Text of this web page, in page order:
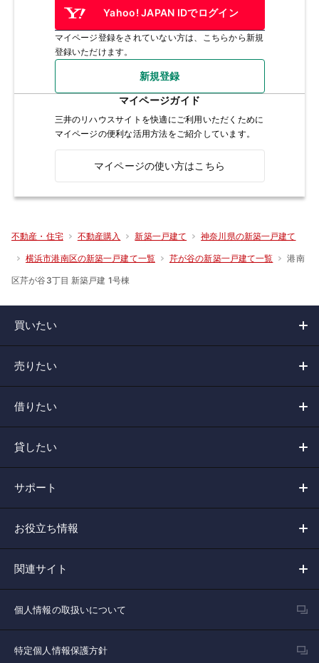
Yahoo! JAPAN IDでログイン
マイページ登録をされていない方は、こちらから新規
登録いただけます。
新規登録
マイページガイド
三井のリハウスサイトを快適にご利用いただくために
マイページの便利な活用方法をご紹介しています。
マイページの使い方はこちら
不動産・住宅 不動産購入 新築一戸建て 神奈川県の新築一戸建て
横浜市港南区の新築一戸建て一覧 芹が谷の新築一戸建て一覧 港南
区芹が谷3丁目 新築戸建 1号棟
買いたい
売りたい
借りたい
貸したい
サポート
お役立ち情報
関連サイト
個人情報の取扱いについて
特定個人情報保護方針